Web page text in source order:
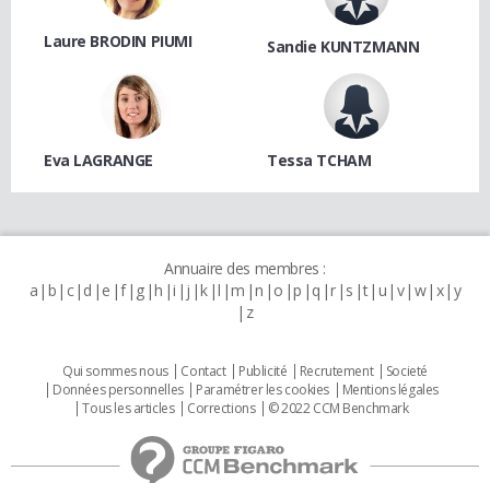
Laure BRODIN PIUMI Sandie KUNTZMANN
Eva LAGRANGE Tessa TCHAM
Annuaire des membres :
a b c d e f g h i j k l m n o p q r s t u v w x y
z
Qui sommes nous Contact Publicité Recrutement
Societé
Données personnelles
Paramétrer les cookies
Mentions légales
Tous les articles
Corrections © 2022 CCM Benchmark